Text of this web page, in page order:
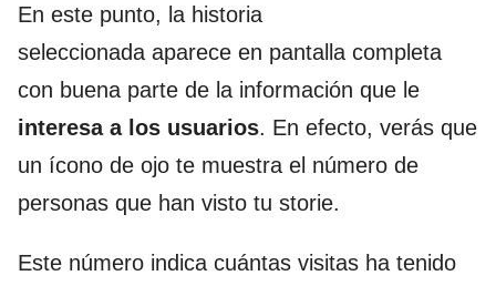
En este punto, la historia
seleccionada aparece en pantalla completa
con buena parte de la información que le
interesa a los usuarios. En efecto, verás que
un ícono de ojo te muestra el número de
personas que han visto tu storie.
Este número indica cuántas visitas ha tenido